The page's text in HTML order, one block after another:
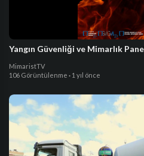
Yangın Güvenliği ve Mimarlık
MimaristTV
106 Görüntülenme · 1 yıl önce